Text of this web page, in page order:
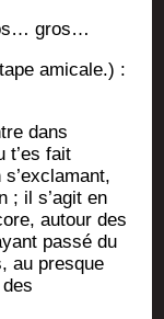
gros…
ami­cale.) :
dans
t’es fait
; il s’agit en
autour des
pas­sé du
au presque